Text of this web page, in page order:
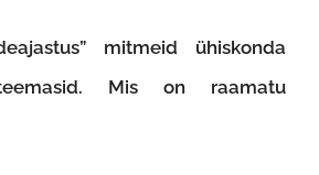
mitmeid ühiskonda
Mis on raamatu